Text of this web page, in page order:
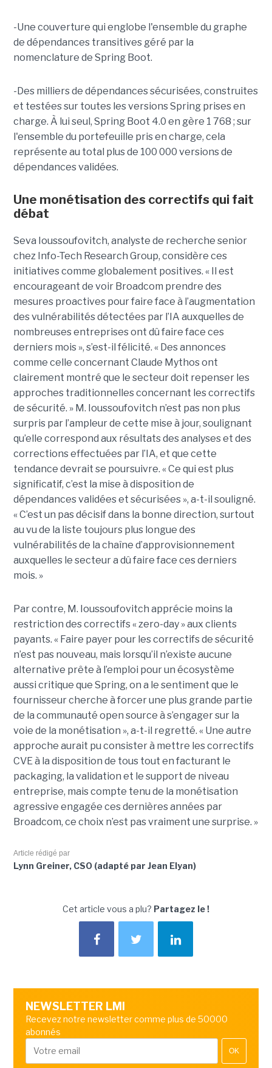
-Une couverture qui englobe l'ensemble du graphe
de dépendances transitives géré par la
nomenclature de Spring Boot.
-Des milliers de dépendances sécurisées, construites
et testées sur toutes les versions Spring prises en
charge. À lui seul, Spring Boot 4.0 en gère 1 768 ; sur
l'ensemble du portefeuille pris en charge, cela
représente au total plus de 100 000 versions de
dépendances validées.
Une monétisation des correctifs qui fait
débat
Seva Ioussoufovitch, analyste de recherche senior
chez Info-Tech Research Group, considère ces
initiatives comme globalement positives. « Il est
encourageant de voir Broadcom prendre des
mesures proactives pour faire face à l’augmentation
des vulnérabilités détectées par l’IA auxquelles de
nombreuses entreprises ont dû faire face ces
derniers mois », s’est-il félicité. « Des annonces
comme celle concernant Claude Mythos ont
clairement montré que le secteur doit repenser les
approches traditionnelles concernant les correctifs
de sécurité. » M. Ioussoufovitch n’est pas non plus
surpris par l’ampleur de cette mise à jour, soulignant
qu’elle correspond aux résultats des analyses et des
corrections effectuées par l’IA, et que cette
tendance devrait se poursuivre. « Ce qui est plus
significatif, c’est la mise à disposition de
dépendances validées et sécurisées », a-t-il souligné.
« C’est un pas décisif dans la bonne direction, surtout
au vu de la liste toujours plus longue des
vulnérabilités de la chaîne d’approvisionnement
auxquelles le secteur a dû faire face ces derniers
mois. »
Par contre, M. Ioussoufovitch apprécie moins la
restriction des correctifs « zero-day » aux clients
payants. « Faire payer pour les correctifs de sécurité
n’est pas nouveau, mais lorsqu’il n’existe aucune
alternative prête à l’emploi pour un écosystème
aussi critique que Spring, on a le sentiment que le
fournisseur cherche à forcer une plus grande partie
de la communauté open source à s’engager sur la
voie de la monétisation », a-t-il regretté. « Une autre
approche aurait pu consister à mettre les correctifs
CVE à la disposition de tous tout en facturant le
packaging, la validation et le support de niveau
entreprise, mais compte tenu de la monétisation
agressive engagée ces dernières années par
Broadcom, ce choix n’est pas vraiment une surprise. »
Article rédigé par
Lynn Greiner, CSO (adapté par Jean Elyan)
Cet article vous a plu? Partagez le !
NEWSLETTER LMI
Recevez notre newsletter comme plus de 50000
abonnés
OK